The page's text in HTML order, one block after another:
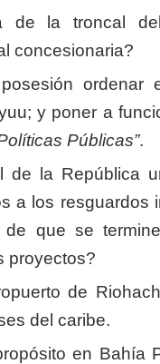
de la troncal
concesionaria?
ordenar
y poner a
Públicas”.
de la República
a los resguardos
que se
proyectos?
de
del caribe.
en Bahía